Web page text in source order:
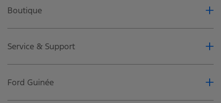
Territory
Boutique
Concessionaires
Service & Support
Ford Guinée